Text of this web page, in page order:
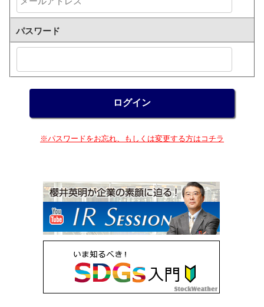
パスワード
※パスワードをお忘れ、もしくは変更する方はコチラ